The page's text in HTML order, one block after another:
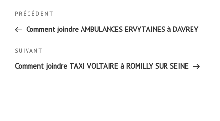
Navigation
l’article
Article
précédent
PRÉCÉDENT
Comment joindre AMBULANCES ERVYTAINES à DAVREY
Article
suivant
SUIVANT
Comment joindre TAXI VOLTAIRE à ROMILLY SUR SEINE